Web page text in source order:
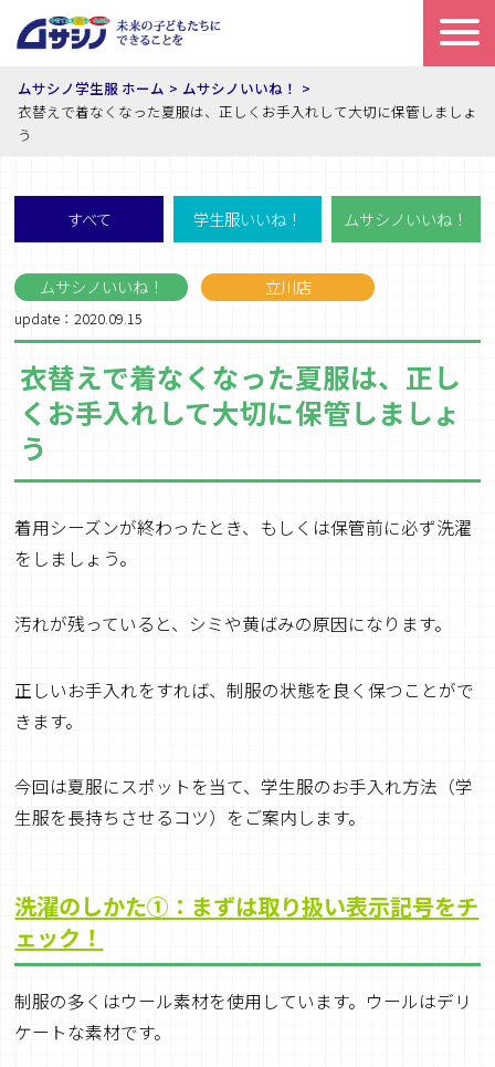
ムサシノ学生服 ホーム
ムサシノいいね！
衣替えで着なくなった夏服は、正しくお手入れして大切に保管しましょ
う
すべて 学生服いいね！ ムサシノいいね！
ムサシノいいね！ 立川店
update：2020.09.15
衣替えで着なくなった夏服は、正し
くお手入れして大切に保管しましょ
う
着用シーズンが終わったとき、もしくは保管前に必ず洗濯
をしましょう。
汚れが残っていると、シミや黄ばみの原因になります。
正しいお手入れをすれば、制服の状態を良く保つことがで
きます。
今回は夏服にスポットを当て、学生服のお手入れ方法（学
生服を長持ちさせるコツ）をご案内します。
洗濯のしかた①：まずは取り扱い表示記号をチ
ェック！
制服の多くはウール素材を使用しています。ウールはデリ
ケートな素材です。